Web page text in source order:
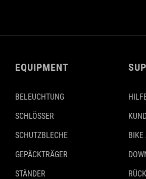
EQUIPMENT
BELEUCHTUNG
SCHLÖSSER
SCHUTZBLECHE
GEPÄCKTRÄGER
STÄNDER
BIKE